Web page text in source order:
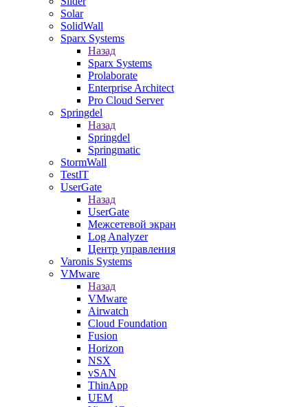
Solar
SolidWall
Sparx Systems
Назад
Sparx Systems
Prolaborate
Enterprise Architect
Pro Cloud Server
Springdel
Назад
Springdel
Springmatic
StormWall
TestIT
UserGate
Назад
UserGate
Межсетевой экран
Log Analyzer
Центр управления
Varonis Systems
VMware
Назад
VMware
Airwatch
Cloud Foundation
Fusion
Horizon
NSX
vSAN
ThinApp
UEM